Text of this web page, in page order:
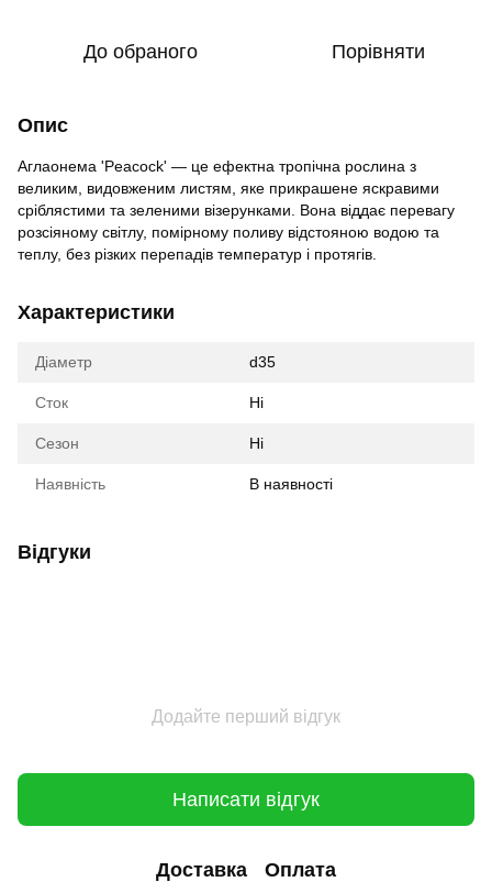
До обраного Порівняти
Опис
Аглаонема 'Peacock' — це ефектна тропічна рослина з
великим, видовженим листям, яке прикрашене яскравими
сріблястими та зеленими візерунками. Вона віддає перевагу
розсіяному світлу, помірному поливу відстояною водою та
теплу, без різких перепадів температур і протягів.
Характеристики
Діаметр d35
Сток Ні
Сезон Ні
Наявність В наявності
Відгуки
Додайте перший відгук
Написати відгук
Доставка Оплата